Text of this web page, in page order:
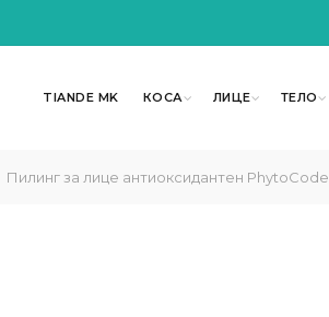
TIANDE MK КОСА ЛИЦЕ ТЕЛО
Пилинг за лице антиоксидантен PhytoCode